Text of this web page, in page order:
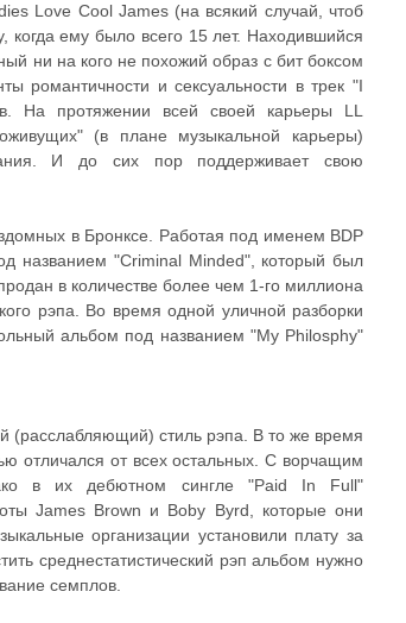
Love Cool James (на всякий случай, чтоб
ему было всего 15 лет. Находившийся
ни на кого не похожий образ с бит боксом
романтичности и сексуальности в трек "I
На протяжении всей своей карьеры LL
(в плане музыкальной карьеры)
И до сих пор поддерживает свою
в Бронксе. Работая под именем BDP
названием "Criminal Minded", который был
в количестве более чем 1-го миллиона
рэпа. Во время одной уличной разборки
альбом под названием "My Philosphy"
(расслабляющий) стиль рэпа. В то же время
отличался от всех остальных. С ворчащим
в их дебютном сингле "Paid In Full"
James Brown и Boby Byrd, которые они
организации установили плату за
среднестатистический рэп альбом нужно
семплов.